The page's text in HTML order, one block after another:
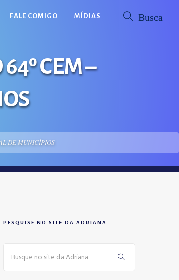
FALE COMIGO MÍDIAS
CEM –
DE MUNICÍPIOS
PESQUISE NO SITE DA ADRIANA